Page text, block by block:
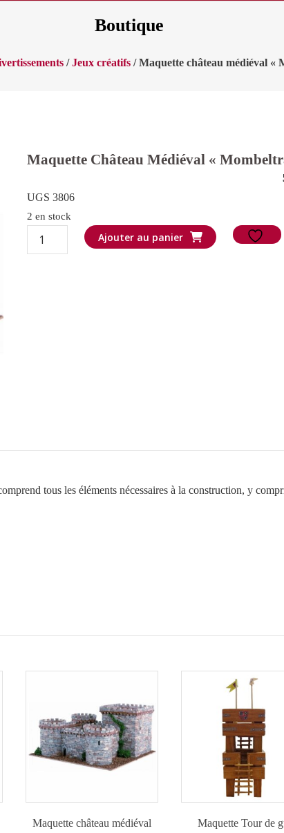
Boutique
/Jeux créatifs / Maquette château médiéval «
Maquette Château Médiéval «
UGS 3806
2 en stock
quantité
de
Ajouter au panier
tous les éléments nécessaires à la construction, y
Maquette château médiéval
Maquette Tour de